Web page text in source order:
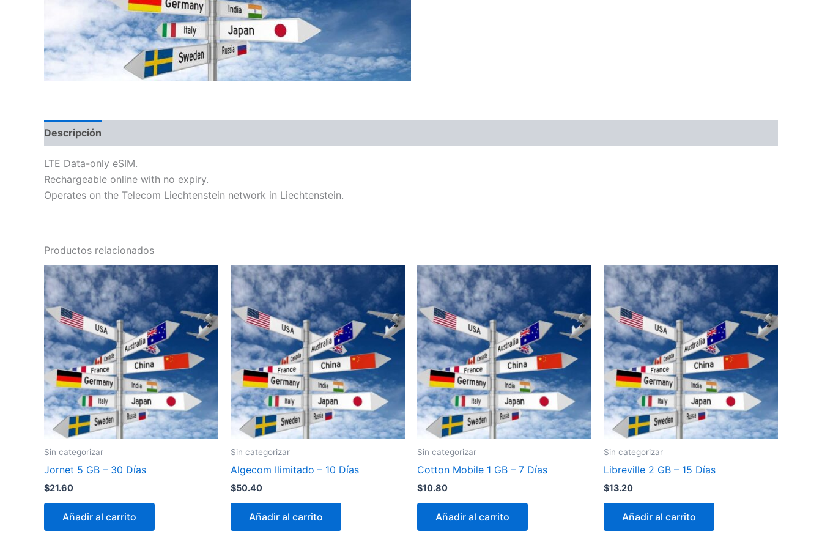
Descripción
LTE Data-only eSIM.
Rechargeable online with no expiry.
Operates on the Telecom Liechtenstein network in Liechtenstein.
Productos relacionados
Sin categorizar
Jornet 5 GB – 30 Días
$21.60
Añadir al carrito
Sin categorizar
Algecom Ilimitado – 10 Días
$50.40
Añadir al carrito
Sin categorizar
Cotton Mobile 1 GB – 7 Días
$10.80
Añadir al carrito
Sin categorizar
Libreville 2 GB – 15 Días
$13.20
Añadir al carrito